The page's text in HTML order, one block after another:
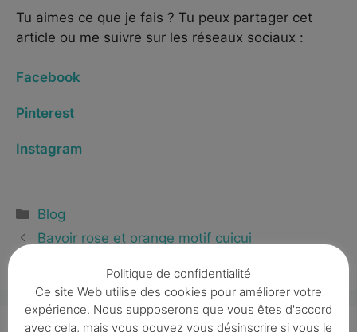
Tu aimes ce que je fais ? Tu peux partager cet
article ou me suivre sur les réseaux sociaux :
Facebook
Pinterest
Instagram
Blog
Bavoir rose et orange motif cuicui
Politique de confidentialité
Ce site Web utilise des cookies pour améliorer votre
expérience. Nous supposerons que vous êtes d'accord
avec cela, mais vous pouvez vous désinscrire si vous le